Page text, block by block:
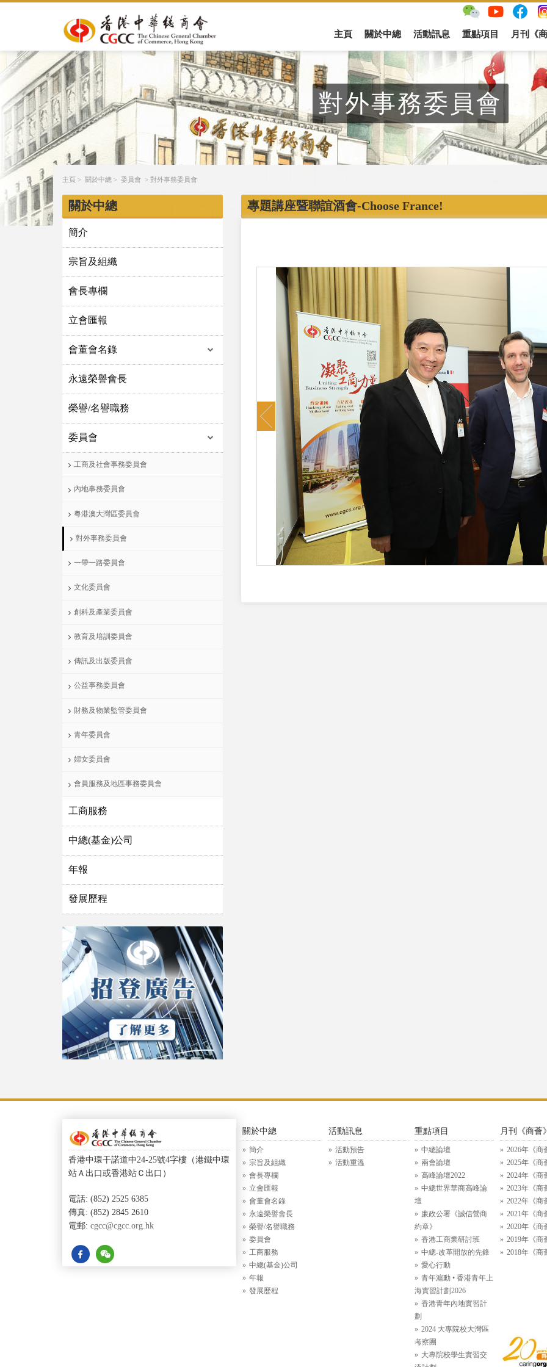
主頁 關於中總 活動訊息 重點項目 月刊《
對外事務委員會
主頁 > 關於中總 > 委員會 > 對外事務委員會
關於中總
簡介
宗旨及組織
會長專欄
立會匯報
會董會名錄
永遠榮譽會長
榮譽/名譽職務
委員會
工商及社會事務委員會
內地事務委員會
粵港澳大灣區委員會
對外事務委員會
一帶一路委員會
文化委員會
創科及產業委員會
教育及培訓委員會
傳訊及出版委員會
公益事務委員會
財務及物業監管委員會
青年委員會
婦女委員會
會員服務及地區事務委員會
工商服務
中總(基金)公司
年報
發展歷程
專題講座暨聯誼酒會-Choose France!
Previous
香港中環干諾道中24-25號4字樓（港鐵中環
站Ａ出口或香港站Ｃ出口）
電話: (852) 2525 6385
傳真: (852) 2845 2610
電郵: cgcc@cgcc.org.hk
關於中總
簡介
宗旨及組織
會長專欄
立會匯報
會董會名錄
永遠榮譽會長
榮譽/名譽職務
委員會
工商服務
中總(基金)公司
年報
發展歷程
活動訊息
活動預告
活動重溫
重點項目
中總論壇
兩會論壇
高峰論壇2022
中總世界華商高峰論
壇
廉政公署《誠信營商
約章》
香港工商業研討班
中總-改革開放的先鋒
愛心行動
青年滬動 • 香港青年上
海實習計劃2026
香港青年內地實習計
劃
2024 大專院校大灣區
考察團
大專院校學生實習交
月刊《商薈
2026年《商
2025年《商
2024年《商
2023年《商
2022年《商
2021年《商
2020年《商
2019年《商
2018年《商